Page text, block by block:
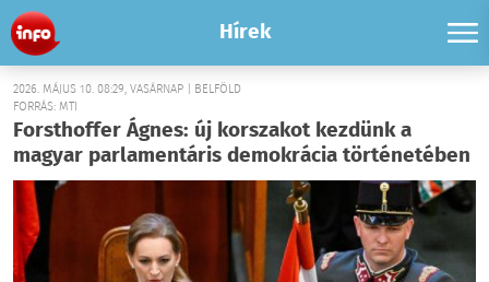
Hírek
2026. MÁJUS 10. 08:29, VASÁRNAP | BELFÖLD
FORRÁS: MTI
Forsthoffer Ágnes: új korszakot kezdünk a
magyar parlamentáris demokrácia történetében